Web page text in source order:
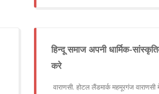
हिन्दू समाज अपनी धार्मिक-
करे
वाराणसी. होटल लैंडमार्क महमूरगंज